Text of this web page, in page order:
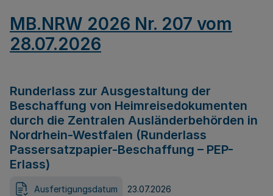
MB.NRW 2026 Nr. 207 vom
28.07.2026
Runderlass zur Ausgestaltung der
Beschaffung von Heimreisedokumenten
durch die Zentralen Ausländerbehörden in
Nordrhein-Westfalen (Runderlass
Passersatzpapier-Beschaffung – PEP-
Erlass)
Ausfertigungsdatum 23.07.2026